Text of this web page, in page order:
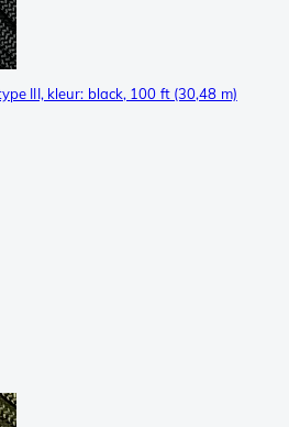
III, kleur: black, 100 ft (30,48 m)